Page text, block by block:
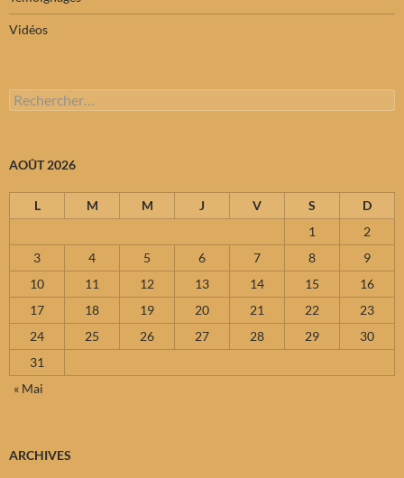
Vidéos
Rechercher :
AOÛT 2026
L M M J V S
D
1
2
3
4 5 6 7 8
9
10
11 12 13 14 15
16
17
18 19 20 21 22
23
24
25 26 27 28 29
30
31
« Mai
ARCHIVES